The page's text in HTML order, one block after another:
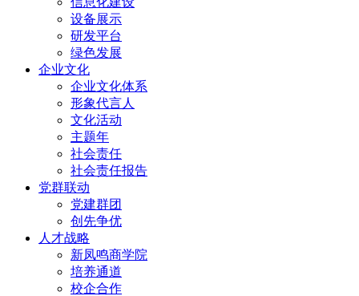
设备展示
研发平台
绿色发展
企业文化
企业文化体系
形象代言人
文化活动
主题年
社会责任
社会责任报告
党群联动
党建群团
创先争优
人才战略
新凤鸣商学院
培养通道
校企合作